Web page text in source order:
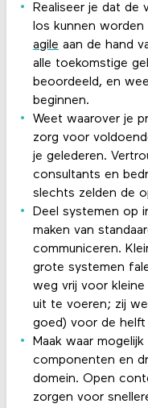
Realiseer je dat de
los kunnen worden
agile aan de hand
alle toekomstige
beoordeeld, en
beginnen.
Weet waarover je
zorg voor
je gelederen.
consultants en
slechts zelden de
Deel systemen op
maken van
communiceren.
grote systemen
weg vrij voor
uit te voeren; zij
goed) voor de helft
Maak waar
componenten en
domein. Open
zorgen voor